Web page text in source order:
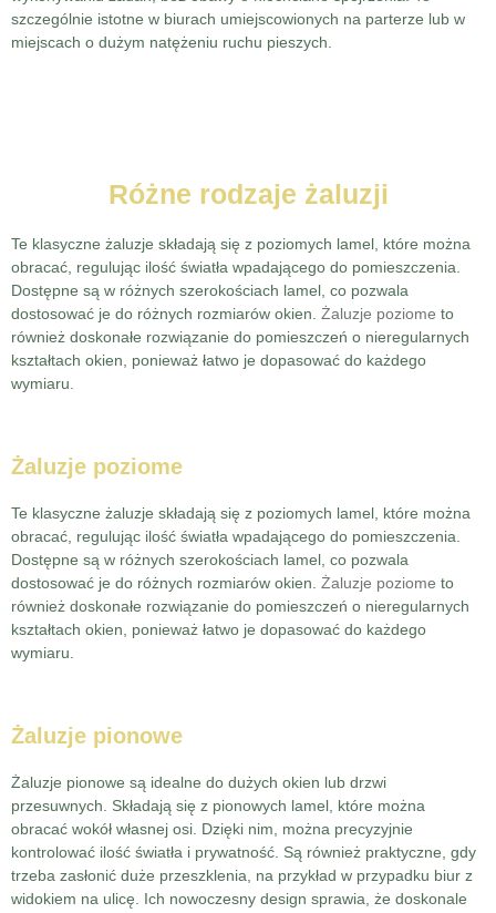
szczególnie istotne w biurach umiejscowionych na parterze lub w
miejscach o dużym natężeniu ruchu pieszych.
Różne rodzaje żaluzji
Te klasyczne żaluzje składają się z poziomych lamel, które można
obracać, regulując ilość światła wpadającego do pomieszczenia.
Dostępne są w różnych szerokościach lamel, co pozwala
dostosować je do różnych rozmiarów okien. Żaluzje poziome to
również doskonałe rozwiązanie do pomieszczeń o nieregularnych
kształtach okien, ponieważ łatwo je dopasować do każdego
wymiaru.
Żaluzje poziome
Te klasyczne żaluzje składają się z poziomych lamel, które można
obracać, regulując ilość światła wpadającego do pomieszczenia.
Dostępne są w różnych szerokościach lamel, co pozwala
dostosować je do różnych rozmiarów okien. Żaluzje poziome to
również doskonałe rozwiązanie do pomieszczeń o nieregularnych
kształtach okien, ponieważ łatwo je dopasować do każdego
wymiaru.
Żaluzje pionowe
Żaluzje pionowe są idealne do dużych okien lub drzwi
przesuwnych. Składają się z pionowych lamel, które można
obracać wokół własnej osi. Dzięki nim, można precyzyjnie
kontrolować ilość światła i prywatność. Są również praktyczne, gdy
trzeba zasłonić duże przeszklenia, na przykład w przypadku biur z
widokiem na ulicę. Ich nowoczesny design sprawia, że doskonale